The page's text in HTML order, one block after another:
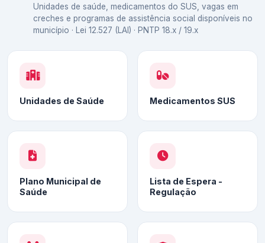
Unidades de saúde, medicamentos do SUS, vagas em
creches e programas de assistência social disponíveis no
município · Lei 12.527 (LAI) · PNTP 18.x / 19.x
Unidades de Saúde Medicamentos SUS
Plano Municipal de
Saúde
Lista de Espera -
Regulação